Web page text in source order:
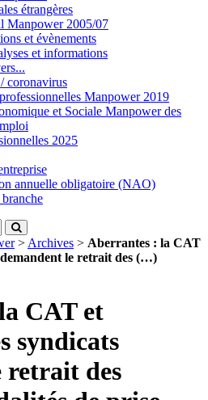
étrangères
Manpower 2005/07
et évènements
et informations
coronavirus
Manpower 2019
et Sociale Manpower des
2025
annuelle obligatoire (NAO)
> Archives > Aberrantes : la CAT
demandent le retrait des (…)
CAT et
syndicats
retrait des